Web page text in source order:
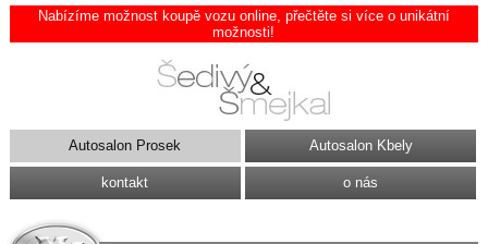
Nabízíme možnost koupě vozu online, přečtěte si více o unikátní
možnosti!
Autosalon Prosek Autosalon Kbely
kontakt o nás